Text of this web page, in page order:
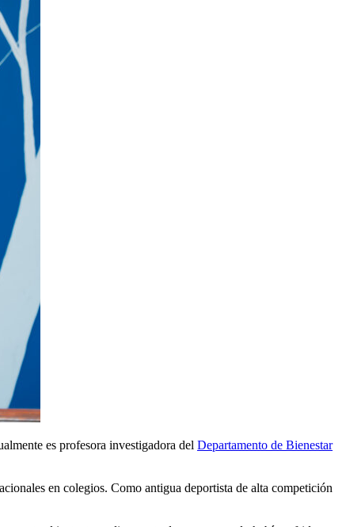
es profesora investigadora del Departamento de Bienestar
en colegios. Como antigua deportista de alta competición